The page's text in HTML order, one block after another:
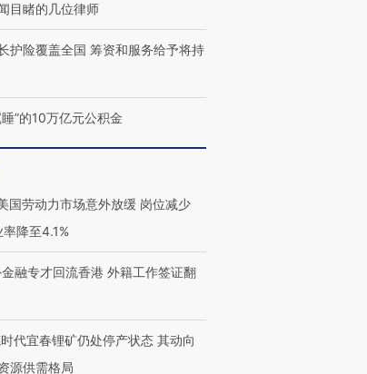
目睹的几位律师
护险覆盖全国 筹资和服务给予将持
睡”的10万亿元公积金
国劳动力市场意外放缓 岗位减少
降至4.1%
融专才回流香港 外籍工作签证翻
代宜春锂矿仍处停产状态 其动向
源供需格局